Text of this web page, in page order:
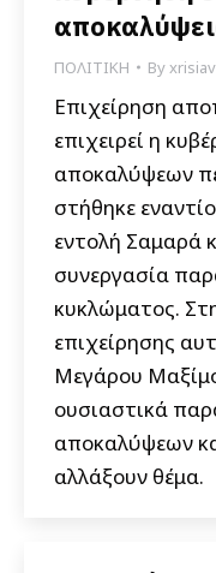
ΠΟΛΙΤΙΚΗ By
Επιχείρηση
επιχειρεί η
αποκαλύψεων
στήθηκε
εντολή Σαμαρά
συνεργασία
κυκλώματος.
επιχείρησης
Μεγάρου
ουσιαστικά
αποκαλύψεων
αλλάξουν θέμα.